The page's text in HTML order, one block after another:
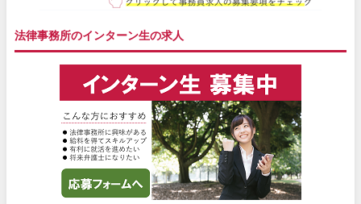
法律事務所のインターン生の求人